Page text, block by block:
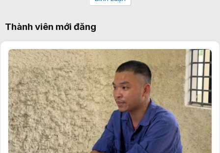
Thành viên mới đăng